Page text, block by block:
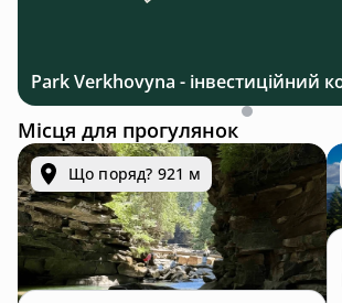
Місця для прогулянок
Що поряд? 921 м